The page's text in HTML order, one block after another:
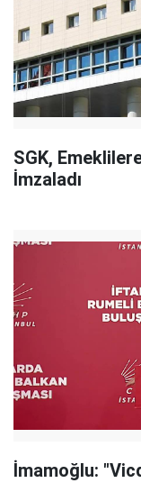
SGK,
İmzaladı
İmamoğlu: